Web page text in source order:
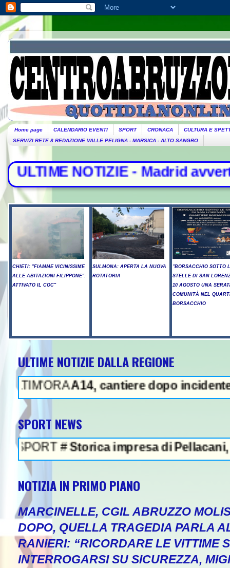
Home page CALENDARIO EVENTI SPORT CRONACA
CULTURA E
SERVIZI RETE 8 REDAZIONE VALLE PELIGNA - MARSICA - ALTO SANGRO
- Madrid avverte
CHIETI: "FIAMME VICINISSIME
ALLE ABITAZIONI FILIPPONE":
ATTIVATO IL COC"
SULMONA: APERTA LA NUOVA
ROTATORIA
"BORSACCHIO SOTTO
STELLE DI SAN
10 AGOSTO UNA
COMUNITÀ NEL
BORSACCHIO
ULTIME NOTIZIE DALLA REGIONE
A14, cantiere dopo incidente, in
SPORT NEWS
#Storica impresa di Pellacani, agli
NOTIZIA IN PRIMO PIANO
MARCINELLE, CGIL ABRUZZO
DOPO, QUELLA TRAGEDIA PARLA
RANIERI: “RICORDARE LE VITTIME
INTERROGARSI SU SICUREZZA,
NEWS IN